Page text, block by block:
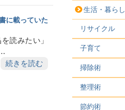
に載っていた
読みたい」
続きを読む
生活・暮らし
リサイクル
子育て
掃除術
整理術
節約術